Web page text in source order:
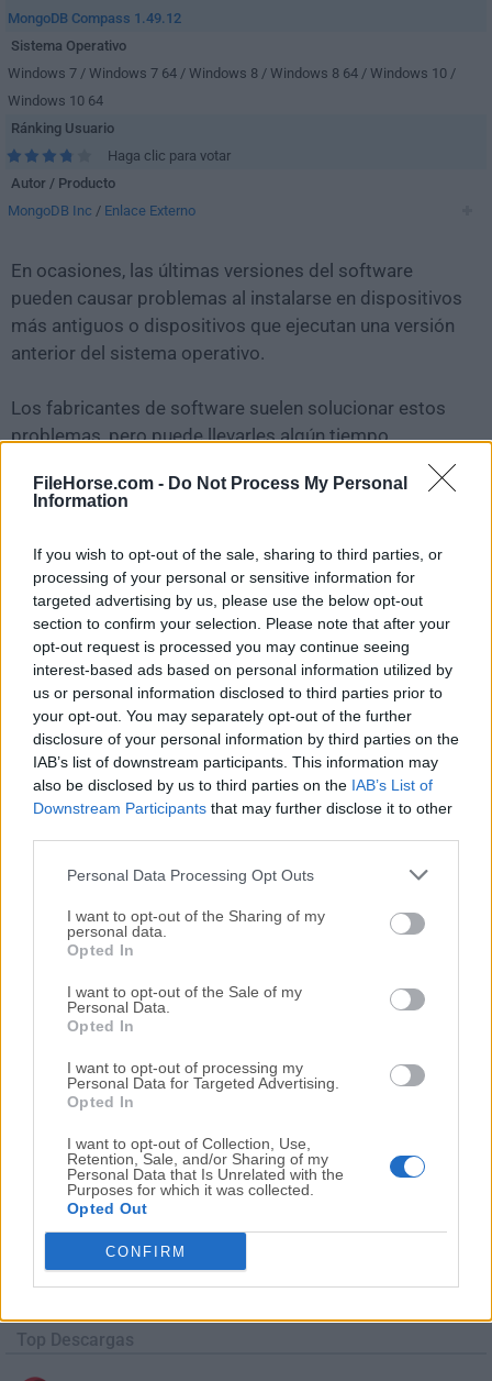
FileHorse.com - Do Not Process My Personal
Information
If you wish to opt-out of the sale, sharing to third parties, or
processing of your personal or sensitive information for
targeted advertising by us, please use the below opt-out
section to confirm your selection. Please note that after your
opt-out request is processed you may continue seeing
interest-based ads based on personal information utilized by
us or personal information disclosed to third parties prior to
your opt-out. You may separately opt-out of the further
disclosure of your personal information by third parties on the
IAB’s list of downstream participants. This information may
also be disclosed by us to third parties on the IAB’s List of
Downstream Participants that may further disclose it to other
Personal Data Processing Opt Outs
I want to opt-out of the Sharing of my
personal data.
Opted In
I want to opt-out of the Sale of my
Personal Data.
Opted In
I want to opt-out of processing my
Personal Data for Targeted Advertising.
Opted In
I want to opt-out of Collection, Use,
Retention, Sale, and/or Sharing of my
Personal Data that Is Unrelated with the
Purposes for which it was collected.
Opted Out
CONFIRM
MongoDB Compass 1.49.12
Sistema Operativo
Windows 7 / Windows 7 64 / Windows 8 / Windows 8 64 / Windows 10 /
Windows 10 64
Ránking Usuario
Haga clic para votar
Autor / Producto
MongoDB Inc / Enlace Externo
En ocasiones, las últimas versiones del software
pueden causar problemas al instalarse en dispositivos
más antiguos o dispositivos que ejecutan una versión
anterior del sistema operativo.
Los fabricantes de software suelen solucionar estos
problemas, pero puede llevarles algún tiempo.
versión anterior deMongoDB Compass 1.21.0.
Para aquellos interesados en descargar la versión más
reciente de MongoDB Compasso leer nuestra reseña,
simplemente hazclic aquí.
Todas las versiones antiguas distribuidas en nuestro
sitio web son completamente libres de virus y están
disponibles para su descarga sin costo alguno.
Nos encantaría saber de ti
Si tienes alguna pregunta o idea que desees compartir
con nosotros, dirígete a nuestrapágina de contactoy
háznoslo saber. ¡Valoramos tu opinión!
Descargar MongoDB Compass 1.21.0
Top Descargas